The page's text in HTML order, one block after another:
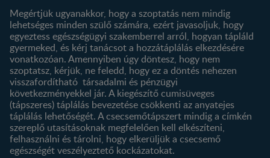
Megértjük ugyanakkor, hogy a szoptatás nem mindig
lehetséges minden szülő számára, ezért javasoljuk, hogy
egyeztess egészségügyi szakemberrel arról, hogyan tápláld
gyermeked, és kérj tanácsot a hozzátáplálás elkezdésére
vonatkozóan. Amennyiben úgy döntesz, hogy nem
szoptatsz, kérjük, ne feledd, hogy ez a döntés nehezen
visszafordítható társadalmi és pénzügyi
következményekkel jár. A kiegészítő cumisüveges
(tápszeres) táplálás bevezetése csökkenti az anyatejes
táplálás lehetőségét. A csecsemőtápszert mindig a címkén
szereplő utasításoknak megfelelően kell elkészíteni,
felhasználni és tárolni, hogy elkerüljük a csecsemő
egészségét veszélyeztető kockázatokat.